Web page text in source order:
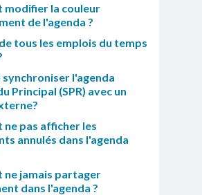
modifier la couleur
de l'agenda ?
tous les emplois du temps
l'agenda
Principal (SPR) avec un
ne pas afficher les
annulés dans l'agenda
ne jamais partager
dans l'agenda ?